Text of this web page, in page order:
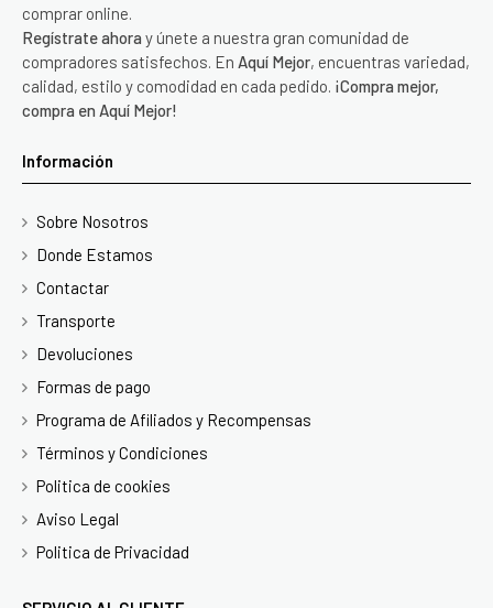
comprar online.
Regístrate ahora y únete a nuestra gran comunidad de
compradores satisfechos. En Aquí Mejor, encuentras variedad,
calidad, estilo y comodidad en cada pedido. ¡Compra mejor,
compra en Aquí Mejor!
Información
Sobre Nosotros
Donde Estamos
Contactar
Transporte
Devoluciones
Formas de pago
Programa de Afiliados y Recompensas
Términos y Condiciones
Politica de cookies
Aviso Legal
Politica de Privacidad